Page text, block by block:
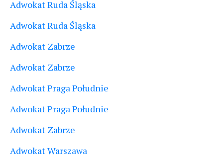
Adwokat Ruda Śląska
Adwokat Ruda Śląska
Adwokat Zabrze
Adwokat Zabrze
Adwokat Praga Południe
Adwokat Praga Południe
Adwokat Zabrze
Adwokat Warszawa